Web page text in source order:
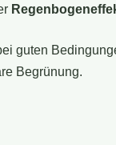
guten
Begrünung.